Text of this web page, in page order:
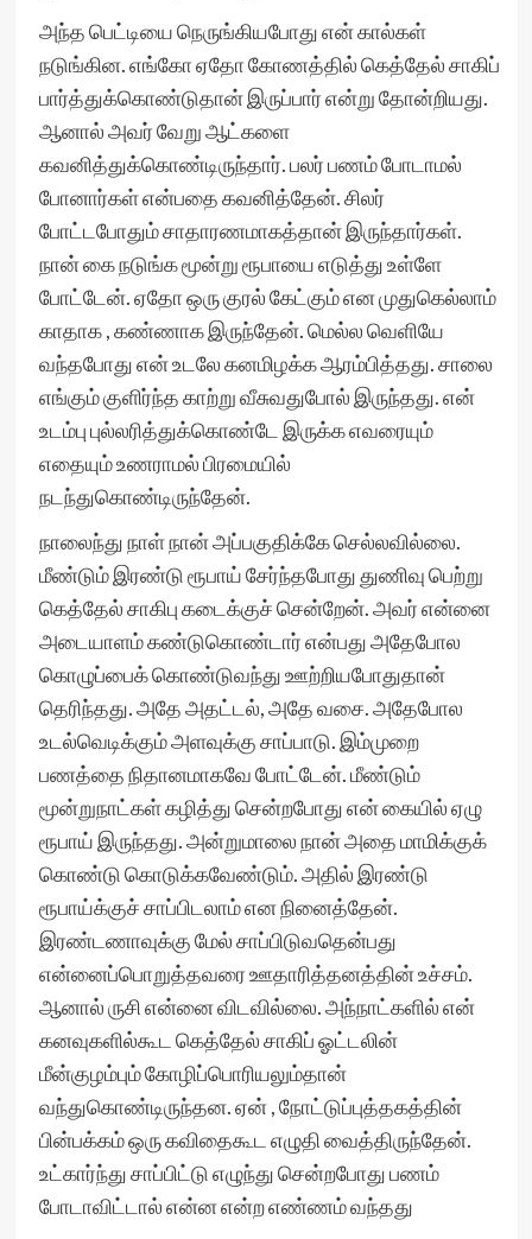
அந்த பெட்டியை நெருங்கியபோது என் கால்கள்
நடுங்கின. எங்கோ ஏதோ கோணத்தில் கெத்தேல் சாகிப்
பார்த்துக்கொண்டுதான் இருப்பார் என்று தோன்றியது.
ஆனால் அவர் வேறு ஆட்களை
கவனித்துக்கொண்டிருந்தார். பலர் பணம் போடாமல்
போனார்கள் என்பதை கவனித்தேன். சிலர்
போட்டபோதும் சாதாரணமாகத்தான் இருந்தார்கள்.
நான் கை நடுங்க மூன்று ரூபாயை எடுத்து உள்ளே
போட்டேன். ஏதோ ஒரு குரல் கேட்கும் என முதுகெல்லாம்
காதாக , கண்ணாக இருந்தேன். மெல்ல வெளியே
வந்தபோது என் உடலே கனமிழக்க ஆரம்பித்தது. சாலை
எங்கும் குளிர்ந்த காற்று வீசுவதுபோல் இருந்தது. என்
உடம்பு புல்லரித்துக்கொண்டே இருக்க எவரையும்
எதையும் உணராமல் பிரமையில்
நடந்துகொண்டிருந்தேன்.
நாலைந்து நாள் நான் அப்பகுதிக்கே செல்லவில்லை.
மீண்டும் இரண்டு ரூபாய் சேர்ந்தபோது துணிவு பெற்று
கெத்தேல் சாகிபு கடைக்குச் சென்றேன். அவர் என்னை
அடையாளம் கண்டுகொண்டார் என்பது அதேபோல
கொழுப்பைக் கொண்டுவந்து ஊற்றியபோதுதான்
தெரிந்தது. அதே அதட்டல், அதே வசை. அதேபோல
உடல்வெடிக்கும் அளவுக்கு சாப்பாடு. இம்முறை
பணத்தை நிதானமாகவே போட்டேன். மீண்டும்
மூன்றுநாட்கள் கழித்து சென்றபோது என் கையில் ஏழு
ரூபாய் இருந்தது. அன்றுமாலை நான் அதை மாமிக்குக்
கொண்டு கொடுக்கவேண்டும். அதில் இரண்டு
ரூபாய்க்குச் சாப்பிடலாம் என நினைத்தேன்.
இரண்டணாவுக்கு மேல் சாப்பிடுவதென்பது
என்னைப்பொறுத்தவரை ஊதாரித்தனத்தின் உச்சம்.
ஆனால் ருசி என்னை விடவில்லை. அந்நாட்களில் என்
கனவுகளில்கூட கெத்தேல் சாகிப் ஓட்டலின்
மீன்குழம்பும் கோழிப்பொரியலும்தான்
வந்துகொண்டிருந்தன. ஏன் , நோட்டுப்புத்தகத்தின்
பின்பக்கம் ஒரு கவிதைகூட எழுதி வைத்திருந்தேன்.
உட்கார்ந்து சாப்பிட்டு எழுந்து சென்றபோது பணம்
போடாவிட்டால் என்ன என்ற எண்ணம் வந்தது